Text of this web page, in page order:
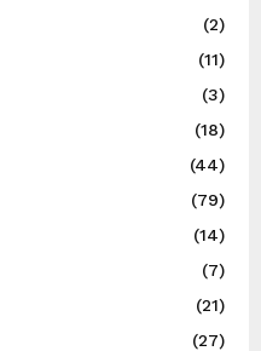
(2)
(11)
(3)
(18)
(44)
(79)
(14)
(7)
(21)
(27)